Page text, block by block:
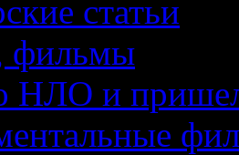
статьи
фильмы
НЛО и